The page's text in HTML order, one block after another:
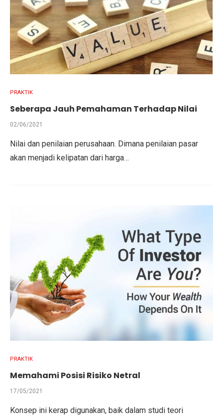
PRAKTIK
Seberapa Jauh Pemahaman Terhadap Nilai
02/06/2021
Nilai dan penilaian perusahaan. Dimana penilaian pasar
akan menjadi kelipatan dari harga…
PRAKTIK
Memahami Posisi Risiko Netral
17/05/2021
Konsep ini kerap digunakan, baik dalam studi teori